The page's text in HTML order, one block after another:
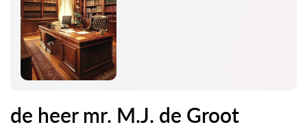
de heer mr. M.J. de Groot